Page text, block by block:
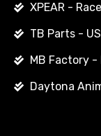
XPEAR -
TB Parts -
MB Factory -
Daytona